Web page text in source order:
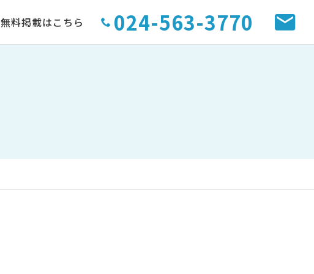
無料掲載はこちら 024-563-3770